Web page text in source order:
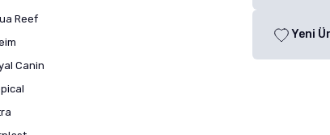
Reef
Canin
Yeni